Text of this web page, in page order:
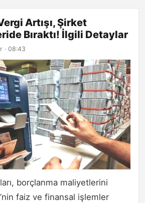
Artışı, Şirket
Bıraktı! İlgili Detaylar
· 08:43
borçlanma maliyetlerini
faiz ve finansal işlemler